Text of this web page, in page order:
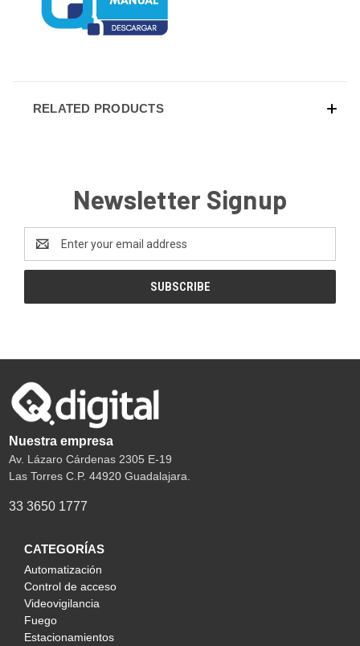
RELATED PRODUCTS
Newsletter Signup
Address
Nuestra empresa
Av. Lázaro Cárdenas 2305 E-19
Las Torres C.P. 44920 Guadalajara.
33 3650 1777
CATEGORÍAS
Automatización
Control de acceso
Videovigilancia
Fuego
Estacionamientos